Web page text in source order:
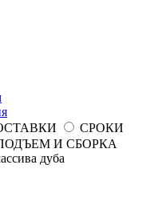
СРОКИ
И СБОРКА
дуба